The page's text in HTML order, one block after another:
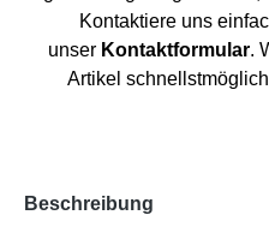
Kontaktiere uns
unser Kontaktformular.
Artikel
Beschreibung